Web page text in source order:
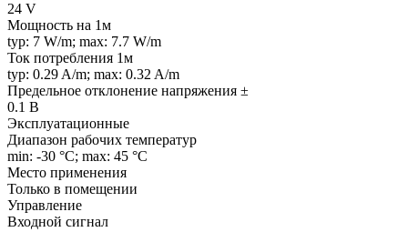
24 V
Мощность на 1м
typ: 7 W/m; max: 7.7 W/m
Ток потребления 1м
typ: 0.29 A/m; max: 0.32 A/m
Предельное отклонение напряжения ±
0.1 В
Эксплуатационные
Диапазон рабочих температур
min: -30 °C; max: 45 °C
Место применения
Только в помещении
Управление
Входной сигнал